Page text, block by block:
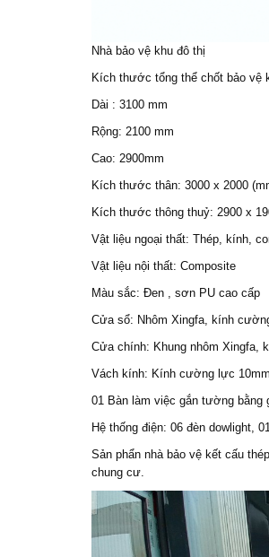
Nhà bảo vệ khu đô thị
Kích thước tổng thể chốt bảo vệ
Dài : 3100 mm
Rộng: 2100 mm
Cao: 2900mm
Kích thước thân: 3000 x 2000
Kích thước thông thuỷ: 2900 x
Vật liệu ngoại thất: Thép, kính,
Vật liệu nội thất: Composite
Màu sắc: Đen , sơn PU cao cấp
Cửa sổ: Nhôm Xingfa, kính
Cửa chính: Khung nhôm Xingfa,
Vách kính: Kính cường lực 10mm
01 Bàn làm việc gắn tường bằng
Hệ thống điện: 06 đèn dowlight,
Sản phẩn nhà bảo vệ kết cấu
chung cư.